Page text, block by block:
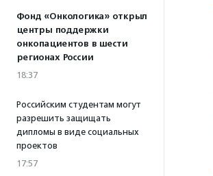
Фонд «Онкологика» открыл
центры поддержки
онкопациентов в шести
регионах России
18:37
Российским студентам могут
разрешить защищать
дипломы в виде социальных
проектов
17:57